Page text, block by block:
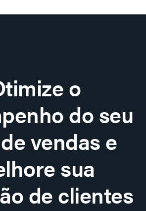
o
do seu
vendas e
sua
de clientes